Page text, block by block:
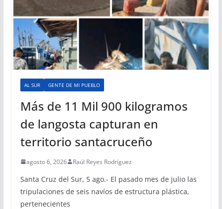
AL SUR GENTE DE MI PUEBLO
Más de 11 Mil 900 kilogramos
de langosta capturan en
territorio santacruceño
agosto 6, 2026 Raúl Reyes Rodríguez
Santa Cruz del Sur, 5 ago.- El pasado mes de julio las
tripulaciones de seis navíos de estructura plástica,
pertenecientes